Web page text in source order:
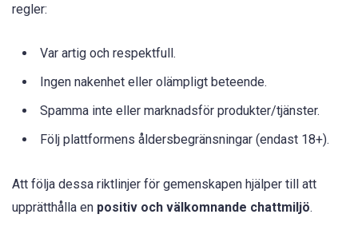
regler:
Var artig och respektfull.
Ingen nakenhet eller olämpligt beteende.
Spamma inte eller marknadsför produkter/tjänster.
Följ plattformens åldersbegränsningar (endast 18+).
Att följa dessa riktlinjer för gemenskapen hjälper till att
upprätthålla en positiv och välkomnande chattmiljö.